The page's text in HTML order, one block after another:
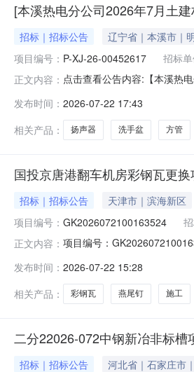
[本溪热电分公司2026年7月土
招标｜招标公告 辽宁省｜本溪市｜
项目编号： P-XJ-26-00452617 招标单
正文内容： 点击查看公告内容:【本溪热
发布时间： 2026-07-22 17:43
相关产品：
扬声器 洗手盆 方管
国投京唐港翻车机房彩钢瓦更
招标｜招标公告 天津市｜滨海新区
项目编号： GK2026072100163524
正文内容： 项目编号：
发布时间： 2026-07-22 15:28
相关产品：
彩钢瓦 燕尾钉 施工
二分22026-072中钢新冶非标
招标｜招标公告 河北省｜石家庄市